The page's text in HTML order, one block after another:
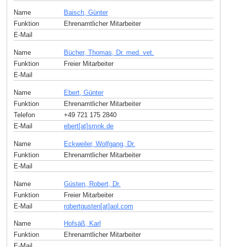
Name
Baisch, Günter
Funktion
Ehrenamtlicher Mitarbeiter
E-Mail
Name
Bücher, Thomas, Dr. med. vet.
Funktion
Freier Mitarbeiter
E-Mail
Name
Ebert, Günter
Funktion
Ehrenamtlicher Mitarbeiter
Telefon
+49 721 175 2840
E-Mail
ebert[at]smnk de
Name
Eckweiler, Wolfgang, Dr.
Funktion
Ehrenamtlicher Mitarbeiter
E-Mail
Name
Güsten, Robert, Dr.
Funktion
Freier Mitarbeiter
E-Mail
robertgusten[at]aol com
Name
Hofsäß, Karl
Funktion
Ehrenamtlicher Mitarbeiter